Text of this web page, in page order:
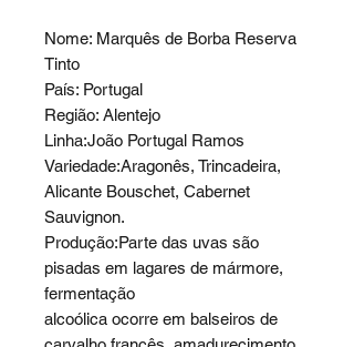
Nome: Marquês de Borba Reserva
Tinto
País: Portugal
Região: Alentejo
Linha:João Portugal Ramos
Variedade:Aragonês, Trincadeira,
Alicante Bouschet, Cabernet
Sauvignon.
Produção:Parte das uvas são
pisadas em lagares de mármore,
fermentação
alcoólica ocorre em balseiros de